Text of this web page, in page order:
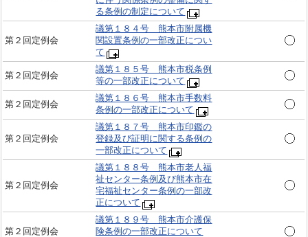
る条例の制定について
第２回定例会
議第１８４号 熊本市附属機
関設置条例の一部改正につい
て
第２回定例会
議第１８５号 熊本市税条例
等の一部改正について
第２回定例会
議第１８６号 熊本市手数料
条例の一部改正について
第２回定例会
議第１８７号 熊本市印鑑の
登録及び証明に関する条例の
一部改正について
第２回定例会
議第１８８号 熊本市老人福
祉センター条例及び熊本市在
宅福祉センター条例の一部改
正について
第２回定例会
議第１８９号 熊本市介護保
険条例の一部改正について